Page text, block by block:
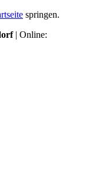
springen.
| Online: